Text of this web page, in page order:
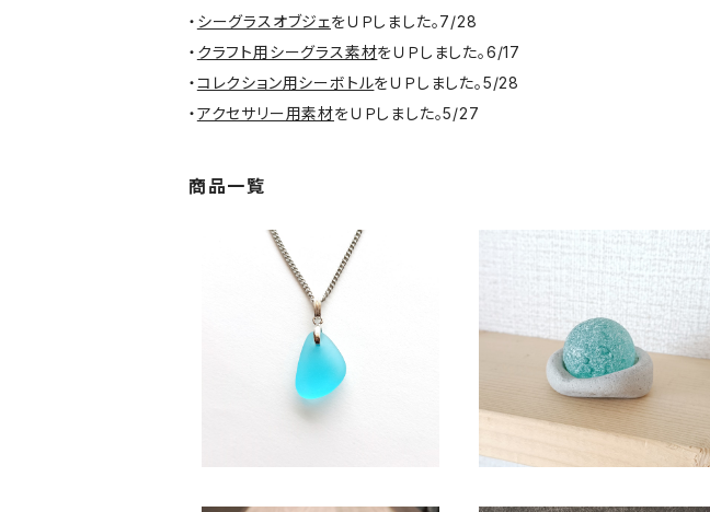
・ シーグラスオブジェをＵＰしました。7/28
・ クラフト用シーグラス素材をＵＰしました。6/17
・コレクション用シーボトルをＵＰしました。5/28
・アクセサリー用素材をＵＰしました。5/27
商品一覧
水色系天然シーグラス ネックレ
ス BN-95
¥2,350
シーマーブル オブジェ BZ-114
¥2,300